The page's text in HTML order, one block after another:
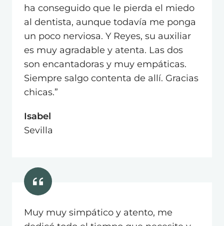
ha conseguido que le pierda el miedo
al dentista, aunque todavía me ponga
un poco nerviosa. Y Reyes, su auxiliar
es muy agradable y atenta. Las dos
son encantadoras y muy empáticas.
Siempre salgo contenta de allí. Gracias
chicas.”
Isabel
Sevilla
Muy muy simpático y atento, me